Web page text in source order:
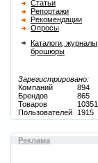
Статьи
Репортажи
Рекомендации
Опросы
Каталоги, журналы,
брошюры
Зарегистрировано:
Компаний
894
Брендов
865
Товаров
10351
Пользователей
1915
Реклама